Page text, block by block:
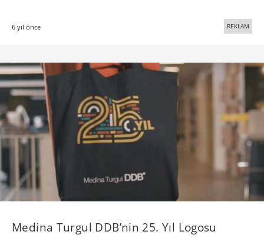
6 yıl önce REKLAM
Medina Turgul DDB’nin 25. Yıl Logosu